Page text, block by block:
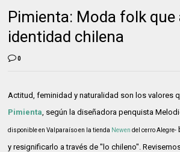
Pimienta: Moda folk que
identidad chilena
0
Actitud, feminidad y naturalidad son los valores
Pimienta , según la diseñadora penquista
disponible en Valparaíso en la tienda Newen del cerro Alegre-
y resignificarlo a través de "lo chileno".